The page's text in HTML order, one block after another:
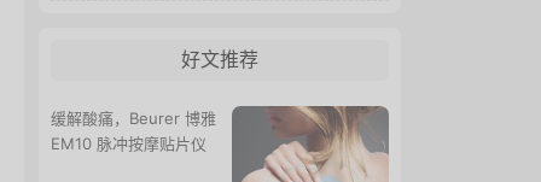
好文推荐
缓解酸痛，Beurer 博雅
EM10 脉冲按摩贴片仪